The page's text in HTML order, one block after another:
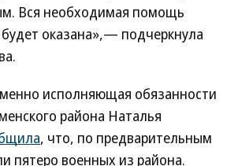
Вся необходимая помощь
оказана»,— подчеркнула
исполняющая обязанности
района Наталья
, что, по предварительным
пятеро военных из района.